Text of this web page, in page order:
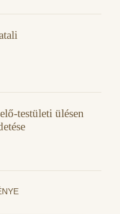
testületi ülésen